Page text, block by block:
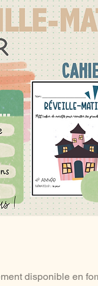
disponible en